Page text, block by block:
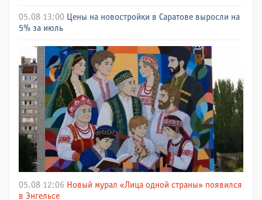
05.08 13:00 Цены на новостройки в Саратове выросли на
5% за июль
05.08 12:06 Новый мурал «Лица одной страны» появился
в Энгельсе